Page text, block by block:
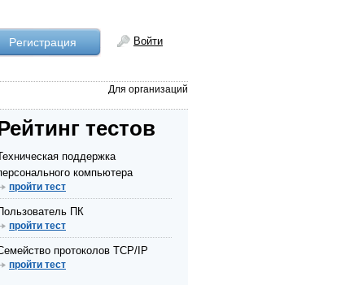
Рeгистрация Войти
Для организаций
тестов
поддержка
компьютера
пройти тест
ПК
пройти тест
протоколов TCP/IP
пройти тест